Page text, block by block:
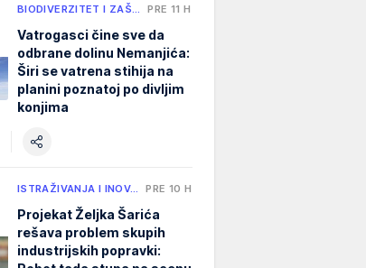
BIODIVERZITET I ZAŠ… PRE 11 H
Vatrogasci čine sve da
odbrane dolinu Nemanjića:
Širi se vatrena stihija na
planini poznatoj po divljim
konjima
ISTRAŽIVANJA I INOV… PRE 10 H
Projekat Željka Šarića
rešava problem skupih
industrijskih popravki: